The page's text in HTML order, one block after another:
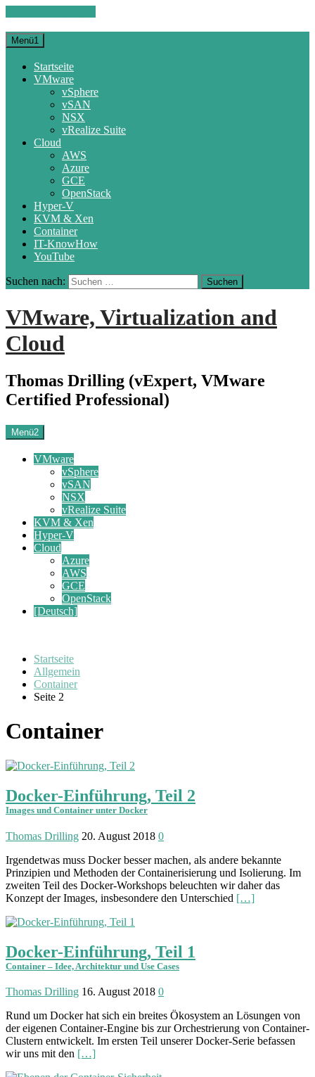
Menü1
Startseite
VMware
vSphere
vSAN
NSX
vRealize Suite
Cloud
AWS
Azure
GCE
OpenStack
Hyper-V
KVM & Xen
Container
IT-KnowHow
YouTube
Suchen nach:
VMware, Virtualization and
Cloud
Thomas Drilling (vExpert, VMware
Certified Professional)
Menü2
VMware
vSphere
vSAN
NSX
vRealize Suite
KVM & Xen
Hyper-V
Cloud
Azure
AWS
GCE
OpenStack
[Deutsch]
Startseite
Allgemein
Container
Seite 2
Container
Docker-Einführung, Teil 2
Images und Container unter Docker
Thomas Drilling 20. August 2018 0
Irgendetwas muss Docker besser machen, als andere bekannte
Prinzipien und Methoden der Containerisierung und Isolierung. Im
zweiten Teil des Docker-Workshops beleuchten wir daher das
Konzept der Images, insbesondere den Unterschied […]
Docker-Einführung, Teil 1
Container – Idee, Architektur und Use Cases
Thomas Drilling 16. August 2018 0
Rund um Docker hat sich ein breites Ökosystem an Lösungen von
der eigenen Container-Engine bis zur Orchestrierung von Container-
Clustern entwickelt. Im ersten Teil unserer Docker-Serie befassen
wir uns mit den […]